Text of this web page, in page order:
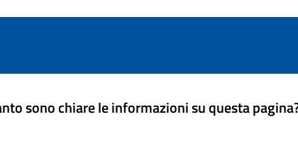
sono chiare le informazioni su questa